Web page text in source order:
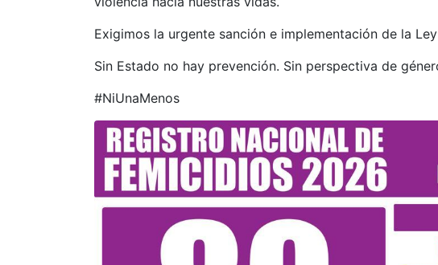
Exigimos la urgente sanción e implementación de la
Sin Estado no hay prevención. Sin perspectiva de
#NiUnaMenos